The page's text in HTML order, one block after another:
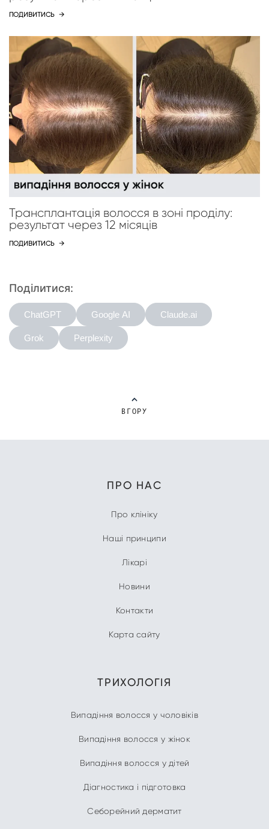
ПОДИВИТИСЬ →
Трансплантація волосся в зоні проділу:
результат через 12 місяців
ПОДИВИТИСЬ →
Поділитися:
ChatGPT Google AI Claude.ai
Grok Perplexity
ВГОРУ
ПРО НАС
Про клініку
Наші принципи
Лікарі
Новини
Контакти
Карта сайту
ТРИХОЛОГІЯ
Випадіння волосся у чоловіків
Випадіння волосся у жінок
Випадіння волосся у дітей
Діагностика і підготовка
Себорейний дерматит